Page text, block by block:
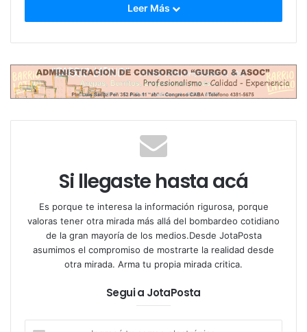
Pocas figuras políticas despiertan el respeto
transversal que él generó. Austeridad, coherencia,
sentido común y ternura, todo eso fue Mujica. En
esta nota, buscamos rendirle homenaje recorriendo
su vida y su obra a través de algunas de sus frases
más recordadas, esas que lo pintan de cuerpo
entero, esas que calan en la memoria colectiva
como mantras de humanidad.
“No soy pobre, soy sobrio, liviano de equipaje, vivo
Leer Más
Si llegaste hasta acá
Es porque te interesa la información rigurosa, porque
valoras tener otra mirada más allá del bombardeo cotidiano
de la gran mayoría de los medios.Desde JotaPosta
asumimos el compromiso de mostrarte la realidad desde
otra mirada. Arma tu propia mirada critica.
Segui a JotaPosta